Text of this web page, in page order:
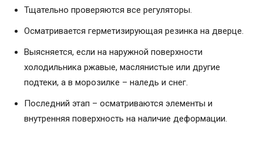
Тщательно проверяются все регуляторы.
Осматривается герметизирующая резинка на дверце.
Выясняется, если на наружной поверхности
холодильника ржавые, маслянистые или другие
подтеки, а в морозилке – наледь и снег.
Последний этап – осматриваются элементы и
внутренняя поверхность на наличие деформации.